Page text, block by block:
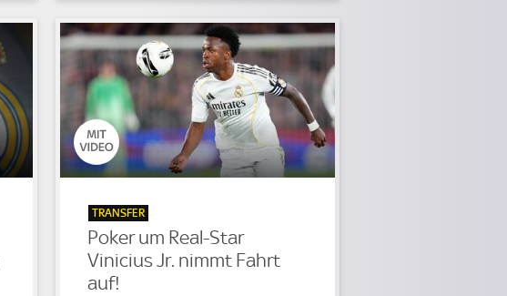
TRANSFER
Poker um Real-Star
Vinicius Jr. nimmt Fahrt
auf!